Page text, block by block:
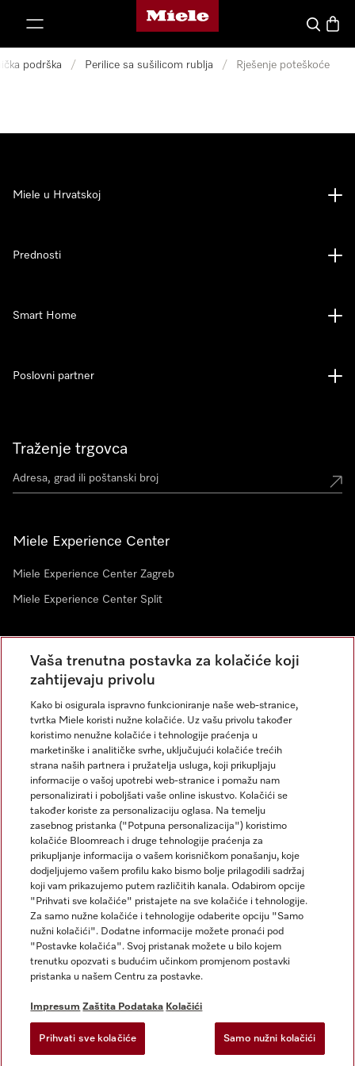
Miele početna stranica
Pretraga
podrška / Perilice sa sušilicom rublja / Rješenje poteškoće
Traženje trgovca
Miele Experience Center
Miele Experience Center Zagreb
Miele Experience Center Split
Newsletter
Miele u Hrvatskoj
Prednosti
Smart Home
Poslovni partner
Impresum
Opći uvjeti
Zaštita podataka
Uvjeti Korištenja
Izjava o pristupačnosti
Zakon o digitalnim uslugama
Postavke kolačića
Miele na Instagramu
Miele na Facebooku
Vaša trenutna postavka za kolačiće koji
zahtijevaju privolu
Kako bi osigurala ispravno funkcioniranje naše web-stranice,
tvrtka Miele koristi nužne kolačiće. Uz vašu privolu također
koristimo nenužne kolačiće i tehnologije praćenja u
marketinške i analitičke svrhe, uključujući kolačiće trećih
strana naših partnera i pružatelja usluga, koji prikupljaju
informacije o vašoj upotrebi web-stranice i pomažu nam
personalizirati i poboljšati vaše online iskustvo. Kolačići se
također koriste za personalizaciju oglasa. Na temelju
zasebnog pristanka ("Potpuna personalizacija") koristimo
kolačiće Bloomreach i druge tehnologije praćenja za
prikupljanje informacija o vašem korisničkom ponašanju, koje
dodjeljujemo vašem profilu kako bismo bolje prilagodili sadržaj
koji vam prikazujemo putem različitih kanala. Odabirom opcije
"Prihvati sve kolačiće" pristajete na sve kolačiće i tehnologije.
Za samo nužne kolačiće i tehnologije odaberite opciju "Samo
nužni kolačići". Dodatne informacije možete pronaći pod
"Postavke kolačića". Svoj pristanak možete u bilo kojem
trenutku opozvati s budućim učinkom promjenom postavki
pristanka u našem Centru za postavke.
Impresum Zaštita Podataka Kolačići
Prihvati sve kolačiće Samo nužni kolačići